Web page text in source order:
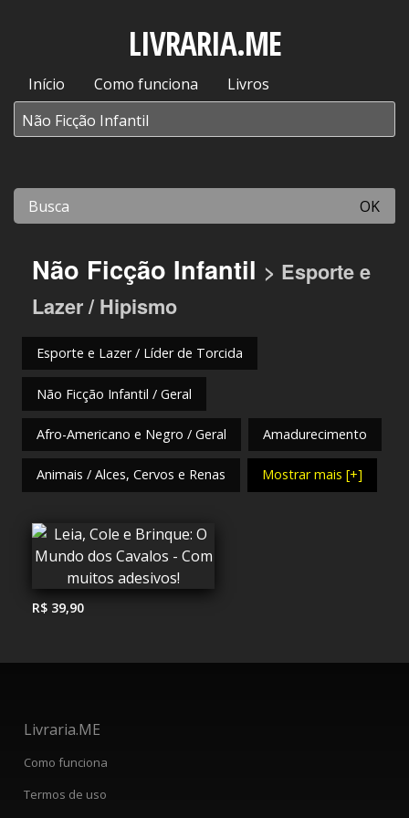
LIVRARIA.ME
Início Como funciona Livros
OK
Não Ficção Infantil > Esporte e
Lazer / Hipismo
Esporte e Lazer / Líder de Torcida
Não Ficção Infantil / Geral
Afro-Americano e Negro / Geral Amadurecimento
Animais / Alces, Cervos e Renas Mostrar mais [+]
R$ 39,90
Livraria.ME
Como funciona
Termos de uso